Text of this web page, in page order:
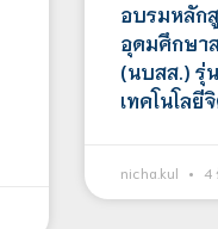
อบรมหลัก
อุดมศึกษา
(นบสส.) รุ่
เทคโนโลยี
nicha.kul 4